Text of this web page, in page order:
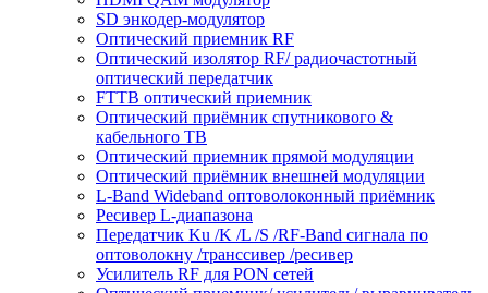
SD энкодер-модулятор
Оптический приемник RF
Оптичеcкий изолятор RF/ радиочастотный
оптический передатчик
FTTB оптический приемник
Оптический приёмник спутникового &
кабельного ТВ
Оптический приемник прямой модуляции
Оптический приёмник внешней модуляции
L-Band Wideband оптоволоконный приёмник
Ресивер L-диапазона
Передатчик Ku /K /L /S /RF-Band сигнала по
оптоволокну /транссивер /ресивер
Усилитель RF для PON сетей